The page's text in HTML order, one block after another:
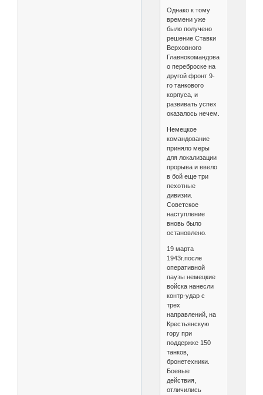
Однако к тому
времени уже
было получено
решение Ставки
Верховного
Главнокомандования
о переброске на
другой фронт 9-
го танкового
корпуса, и
развивать успех
оказалось нечем.
Немецкое
командование
приняло меры
для локализации
прорыва и ввело
в бой еще три
пехотные
дивизии.
Советское
наступление
вновь было
остановлено.
19 марта
1943г.после
оперативной
паузы немецкие
войска нанесли
контр-удар с
трех
направлений, на
Крестьянскую
гору при
поддержке 150
танков,
бронетехники.
Боевые
действия,
отличились